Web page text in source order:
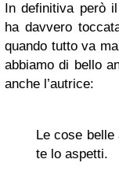
In definitiva però
ha davvero
quando tutto va
abbiamo di bello
anche l’autrice:
Le cose belle
te lo aspetti.